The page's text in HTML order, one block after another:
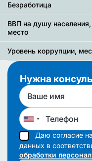
Безработица
ВВП на душу населения,
место
Уровень коррупции,
Нужна
Даю согласие
данных в
обработки